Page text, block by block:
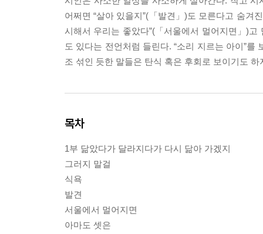
어쩌면 “살아 있을지”(「발견」)도 모른다고 숨겨
시해서 우리는 좋았다”(「서울에서 멀어지면」)
도 있다는 전언처럼 들린다. “소리 지르는 아이”
조 섞인 듯한 말들은 탄식 혹은 후회로 보이기도
목차
1부 닮았다가 달라지다가 다시 닮아 가겠지
그러지 말걸
식욕
발견
서울에서 멀어지면
아마도 셋은